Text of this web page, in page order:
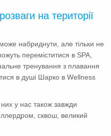
на території
набриднути, але тільки не
переміститися в SPA,
тренування з плавання
в душі Шарко в Wellness
у нас також завжди
сквош, великий